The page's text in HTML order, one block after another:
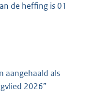
de heffing is 01
aangehaald als
2026”